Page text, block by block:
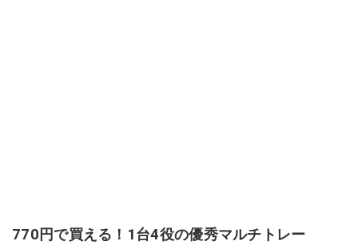
770円で買える！1台4役の優秀マルチトレー